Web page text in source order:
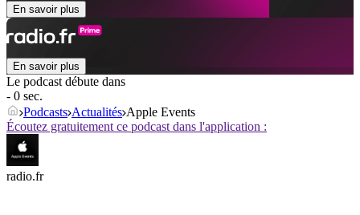
En savoir plus
En savoir plus
Le podcast débute dans
- 0 sec.
Podcasts Actualités Apple Events
Écoutez gratuitement ce podcast dans l'application :
radio.fr